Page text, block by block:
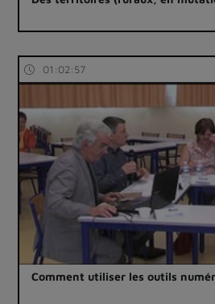
01:02:57
Comment utiliser les outils